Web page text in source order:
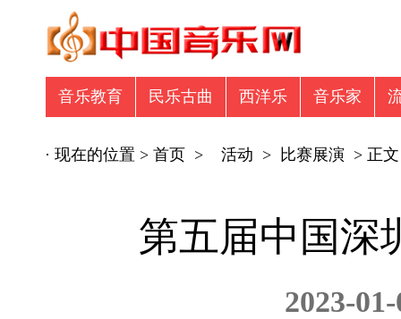
音乐教育 民乐古曲 西洋乐 音乐家
· 现在的位置 > 首页 > 活动 > 比赛展演 > 正文
第五届中国深
2023-